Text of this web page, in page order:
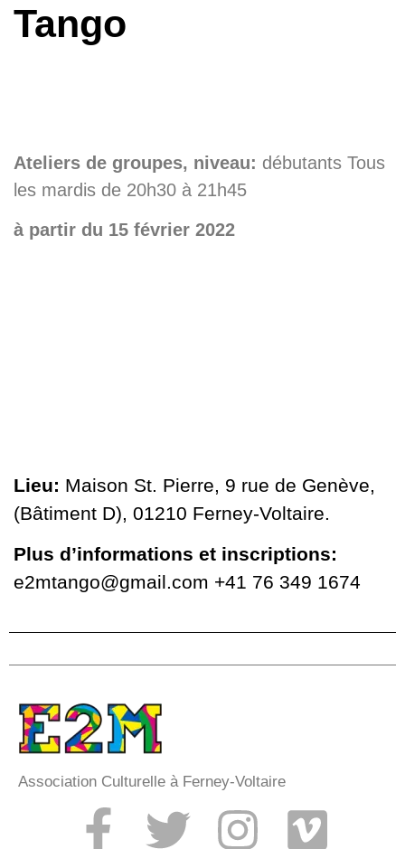
Tango
Ateliers de groupes, niveau: débutants Tous
les mardis de 20h30 à 21h45
à partir du 15 février 2022
Lieu: Maison St. Pierre, 9 rue de Genève,
(Bâtiment D), 01210 Ferney-Voltaire.
Plus d’informations et inscriptions:
e2mtango@gmail.com +41 76 349 1674
Association Culturelle à Ferney-Voltaire